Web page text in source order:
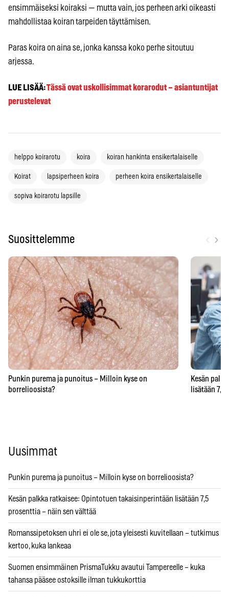
ensimmäiseksi koiraksi — mutta vain, jos perheen arki oikeasti
mahdollistaa koiran tarpeiden täyttämisen.
Paras koira on aina se, jonka kanssa koko perhe sitoutuu
arjessa.
LUE LISÄÄ:Tässä ovat uskollisimmat korarodut – asiantuntijat
perustelevat
helppo koirarotu koira koiran hankinta ensikertalaiselle
Koirat lapsiperheen koira perheen koira ensikertalaiselle
sopiva koirarotu lapsille
Suosittelemme ›
Punkin purema ja punoitus – Milloin kyse on
borrelioosista?
Kesän
lisätään
Uusimmat
Punkin purema ja punoitus – Milloin kyse on borrelioosista?
Kesän palkka ratkaisee: Opintotuen takaisinperintään lisätään 7,5
prosenttia – näin sen välttää
Romanssipetoksen uhri ei ole se, jota yleisesti kuvitellaan – tutkimus
kertoo, kuka lankeaa
Suomen ensimmäinen PrismaTukku avautui Tampereelle – kuka
tahansa pääsee ostoksille ilman tukkukorttia